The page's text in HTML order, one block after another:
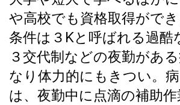
や高校でも資格取得がで
条件は３Kと呼ばれる過酷
３交代制などの夜勤があ
なり体力的にもきつい。
は、夜勤中に点滴の補助